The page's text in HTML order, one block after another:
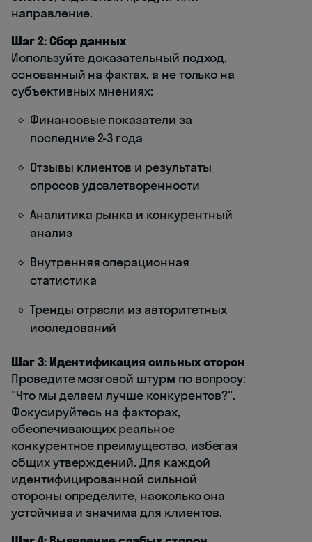
направление.
Шаг 2: Сбор данных
Используйте доказательный подход,
основанный на фактах, а не только на
субъективных мнениях:
Финансовые показатели за
последние 2-3 года
Отзывы клиентов и результаты
опросов удовлетворенности
Аналитика рынка и конкурентный
анализ
Внутренняя операционная
статистика
Тренды отрасли из авторитетных
исследований
Шаг 3: Идентификация сильных сторон
Проведите мозговой штурм по вопросу:
"Что мы делаем лучше конкурентов?".
Фокусируйтесь на факторах,
обеспечивающих реальное
конкурентное преимущество, избегая
общих утверждений. Для каждой
идентифицированной сильной
стороны определите, насколько она
устойчива и значима для клиентов.